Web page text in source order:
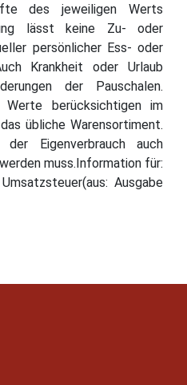
des jeweiligen Werts
lässt keine Zu- oder
persönlicher Ess- oder
Krankheit oder Urlaub
der Pauschalen.
Werte berücksichtigen im
übliche Warensortiment.
Eigenverbrauch auch
muss.Information für:
Ausgabe